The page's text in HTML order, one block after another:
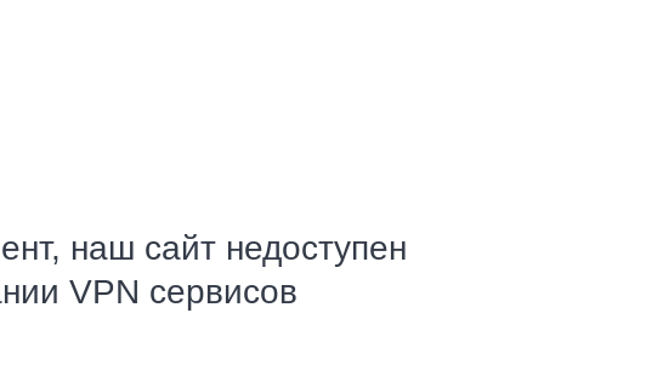
наш сайт недоступен
VPN сервисов